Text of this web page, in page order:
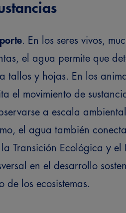
. En los seres vivos,
el agua permite que
tallos y hojas. En los
el movimiento de
a escala
el agua también
Transición Ecológica y el
en el desarrollo
los ecosistemas.